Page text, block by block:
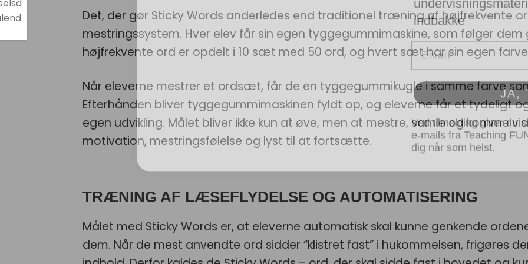
Det, der gør Sticky Words anderledes end traditionel træning af højfrekvente
mestringssystem. Hver elev får sin egen tyggegummimaskine, som følger
højfrekvente ord er opdelt i 10 sæt med 50 ord, og hvert sæt har sin egen
Når eleverne mestrer et ordsæt, får de en tyggegummikugle i samme farve
Efterhånden bliver tyggegummimaskinen fyldt op, og eleverne får et tydeligt
egen udvikling. Målet bliver ikke kun at øve, men at mestre, samle og komme
motivation, mestringsfølelse og lyst til at fortsætte.
TRÆNING AF LÆSEFLYDELSE OG AUTOMATISERING
Målet med Sticky Words er, at eleverne automatisk skal kunne genkende
dem. Når de mest anvendte ord sidder “klistret fast” i hukommelsen, frigøres
indbakke
Email
JA,
Ved tilmelding giver du
e-mails fra Teaching
dig når som helst.